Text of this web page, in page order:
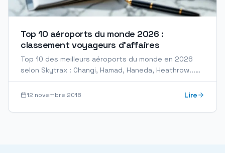
Top 10 aéroports du monde 2026 :
classement voyageurs d'affaires
Top 10 des meilleurs aéroports du monde en 2026
selon Skytrax : Changi, Hamad, Haneda, Heathrow...
Ce que les voyageurs d'affaires doivent savoir sur
chaque…
12 novembre 2018 Lire